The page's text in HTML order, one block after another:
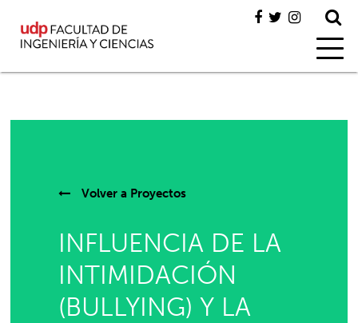
Volver a Proyectos
INFLUENCIA DE LA
INTIMIDACIÓN
(BULLYING) Y LA